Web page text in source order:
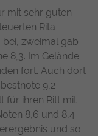
mit sehr guten
Rita
bei, zweimal gab
8,3. Im Gelände
fort. Auch dort
9,2
für ihren Ritt mit
8,6 und 8,4
und so
für alle
House,
Ireland
Inhalte zu
privacy